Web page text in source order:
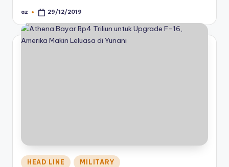
Posted
az 29/12/2019
Posted
HEAD LINE MILITARY